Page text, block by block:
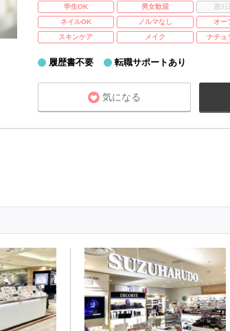
学生OK
男女歓迎 週3
ネイルOK
ノルマなし オー
スキンケア
メイク ナチュ
履歴書不要 転職サポートあり
気になる